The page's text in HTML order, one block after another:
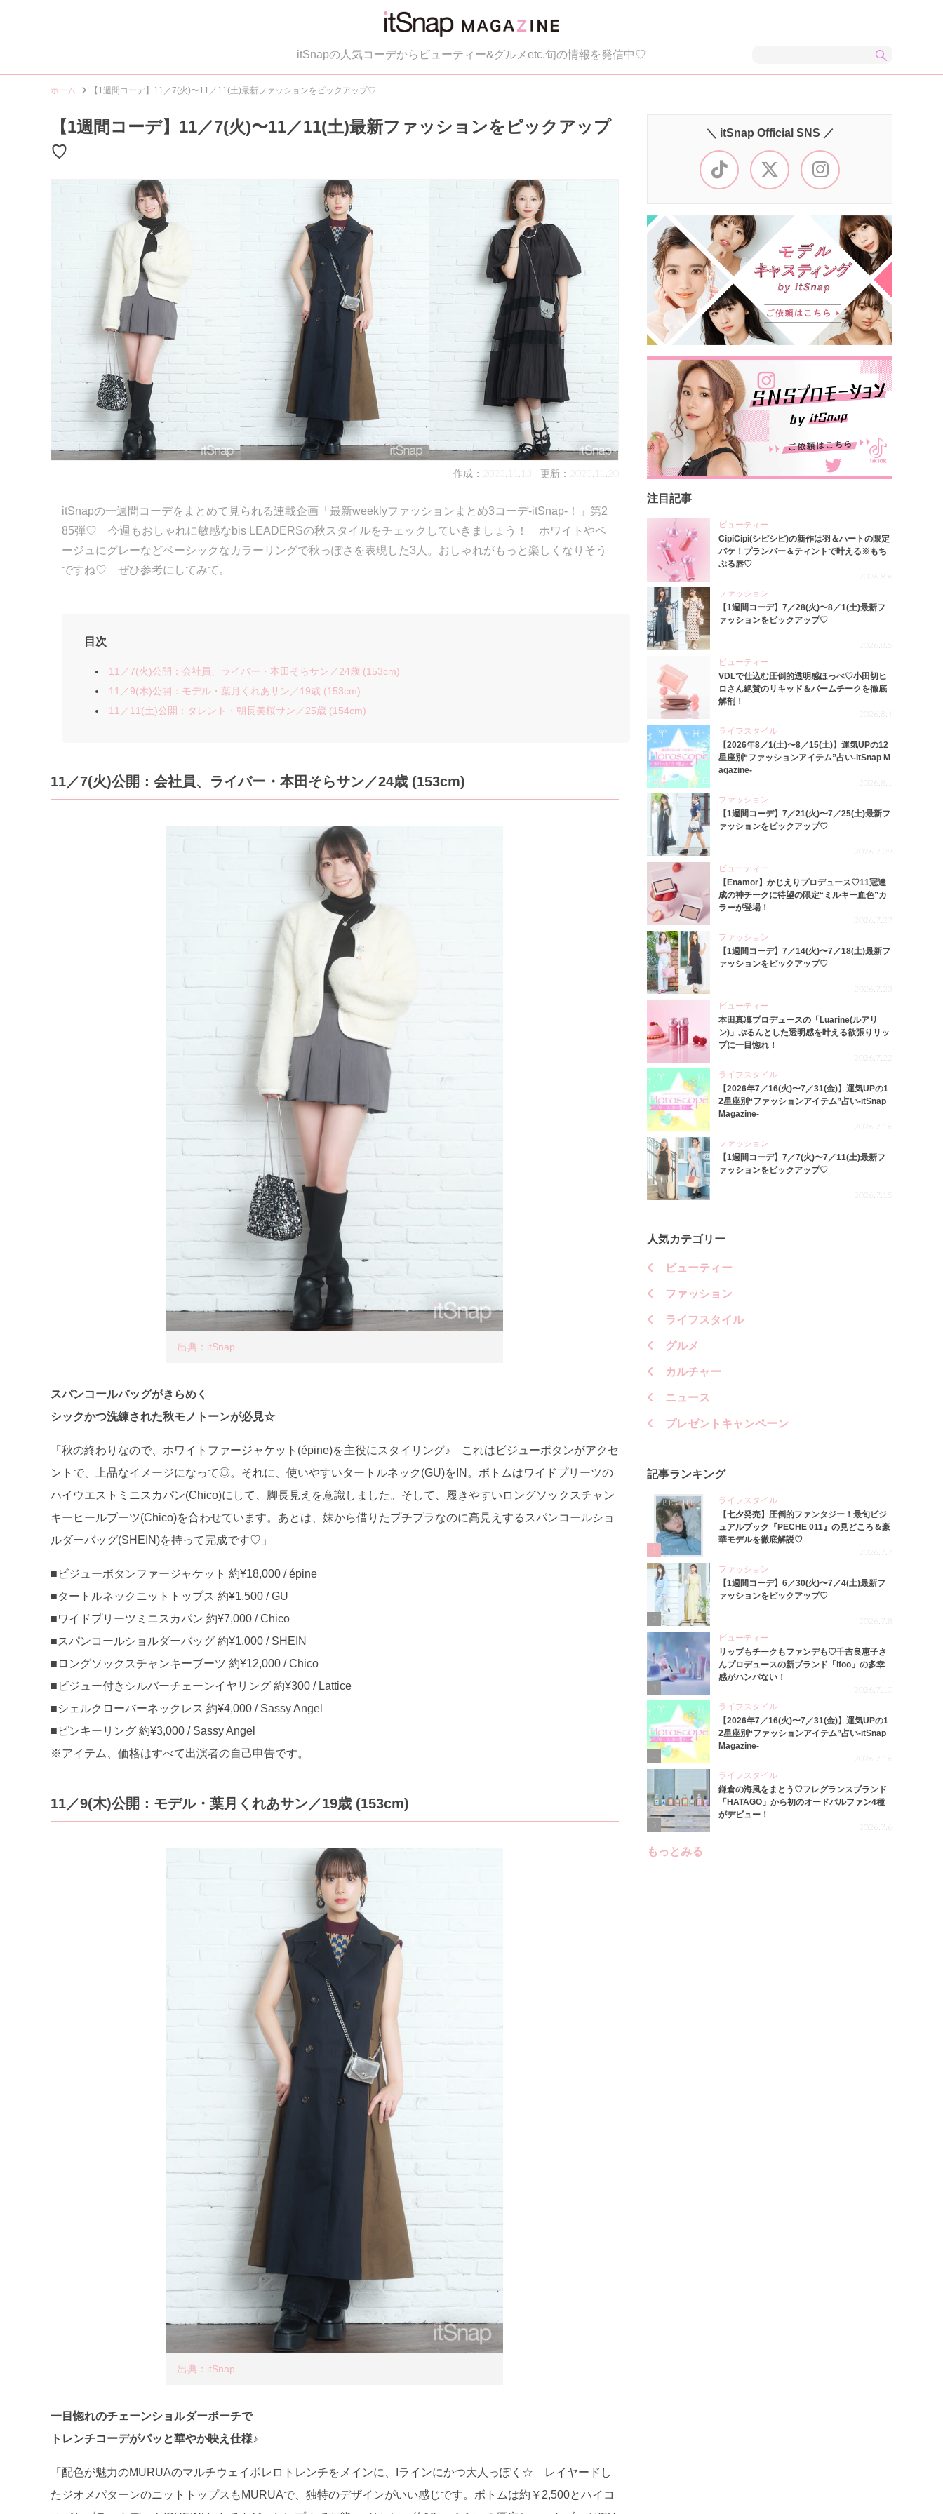
itSnapの人気コーデからビューティー&グルメetc.旬の情報を発信中♡
ホーム 【1週間コーデ】11／7(火)〜11／11(土)最新ファッションをピックアップ♡
【1週間コーデ】11／7(火)〜11／11(土)最新ファッションをピックアップ
♡
作成：2023.11.13 更新：2023.11.20
itSnapの一週間コーデをまとめて見られる連載企画「最新weeklyファッションまとめ3コーデ-itSnap-！」第2
85弾♡ 今週もおしゃれに敏感なbis LEADERSの秋スタイルをチェックしていきましょう！ ホワイトやベ
ージュにグレーなどベーシックなカラーリングで秋っぽさを表現した3人。おしゃれがもっと楽しくなりそう
ですね♡ ぜひ参考にしてみて。
目次
11／7(火)公開：会社員、ライバー・本田そらサン／24歳 (153cm)
11／9(木)公開：モデル・葉月くれあサン／19歳 (153cm)
11／11(土)公開：タレント・朝長美桜サン／25歳 (154cm)
11／7(火)公開：会社員、ライバー・本田そらサン ／24歳 (153cm)
出典：itSnap
スパンコールバッグがきらめく
シックかつ洗練された秋モノトーンが必見☆
「秋の終わりなので、ホワイトファージャケット(épine)を主役にスタイリング♪ これはビジューボタンがアクセ
ントで、上品なイメージになって◎。それに、使いやすいタートルネック(GU)をIN。ボトムはワイドプリーツの
ハイウエストミニスカパン(Chico)にして、脚長見えを意識しました。そして、履きやすいロングソックスチャン
キーヒールブーツ(Chico)を合わせています。あとは、妹から借りたプチプラなのに高見えするスパンコールショ
ルダーバッグ(SHEIN)を持って完成です♡」
■ビジューボタンファージャケット 約¥18,000 / épine
■タートルネックニットトップス 約¥1,500 / GU
■ワイドプリーツミニスカパン 約¥7,000 / Chico
■スパンコールショルダーバッグ 約¥1,000 / SHEIN
■ロングソックスチャンキーブーツ 約¥12,000 / Chico
■ビジュー付きシルバーチェーンイヤリング 約¥300 / Lattice
■シェルクローバーネックレス 約¥4,000 / Sassy Angel
■ピンキーリング 約¥3,000 / Sassy Angel
※アイテム、価格はすべて出演者の自己申告です。
11／9(木)公開：モデル・葉月くれあサン ／19歳 (153cm)
出典：itSnap
一目惚れのチェーンショルダーポーチで
トレンチコーデがパッと華やか映え仕様♪
「配色が魅力のMURUAのマルチウェイボレロトレンチをメインに、Iラインにかつ大人っぽく☆ レイヤードし
たジオメパターンのニットトップスもMURUAで、独特のデザインがいい感じです。ボトムは約￥2,500とハイコ
＼ itSnap Official SNS ／
注目記事
ビューティー
CipiCipi(シピシピ)の新作は羽＆ハートの限定
パケ！プランパー＆ティントで叶える※もち
ぷる唇♡
2026.8.6
ファッション
【1週間コーデ】7／28(火)〜8／1(土)最新フ
ァッションをピックアップ♡
2026.8.5
ビューティー
VDLで仕込む圧倒的透明感ほっぺ♡小田切ヒ
ロさん絶賛のリキッド＆バームチークを徹底
解剖！
2026.8.4
ライフスタイル
【2026年8／1(土)〜8／15(土)】運気UPの12
星座別“ファッションアイテム”占い-itSnap M
agazine-
2026.8.1
ファッション
【1週間コーデ】7／21(火)〜7／25(土)最新フ
ァッションをピックアップ♡
2026.7.29
ビューティー
【Enamor】かじえりプロデュース♡11冠達
成の神チークに待望の限定“ミルキー血色”カ
ラーが登場！
2026.7.27
ファッション
【1週間コーデ】7／14(火)〜7／18(土)最新フ
ァッションをピックアップ♡
2026.7.23
ビューティー
本田真凜プロデュースの「Luarine(ルアリ
ン)」ぷるんとした透明感を叶える欲張りリッ
プに一目惚れ！
2026.7.22
ライフスタイル
【2026年7／16(火)〜7／31(金)】運気UPの1
2星座別“ファッションアイテム”占い-itSnap
Magazine-
2026.7.16
ファッション
【1週間コーデ】7／7(火)〜7／11(土)最新フ
ァッションをピックアップ♡
2026.7.15
人気カテゴリー
ビューティー
ファッション
ライフスタイル
グルメ
カルチャー
ニュース
プレゼントキャンペーン
記事ランキング
ライフスタイル
【七夕発売】圧倒的ファンタジー！最旬ビジ
ュアルブック『PECHE 011』の見どころ＆豪
華モデルを徹底解説♡
2026.7.7
ファッション
【1週間コーデ】6／30(火)〜7／4(土)最新フ
ァッションをピックアップ♡
2026.7.8
3
ビューティー
リップもチークもファンデも♡千吉良恵子さ
んプロデュースの新ブランド「ifoo」の多幸
感がハンパない！
2026.7.10
4
ライフスタイル
【2026年7／16(火)〜7／31(金)】運気UPの1
2星座別“ファッションアイテム”占い-itSnap
Magazine-
2026.7.16
ライフスタイル
鎌倉の海風をまとう♡フレグランスブランド
「HATAGO」から初のオードパルファン4種
がデビュー！
2026.7.6
もっとみる